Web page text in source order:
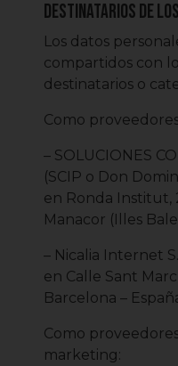
Destinatarios de
Los datos
compartidos con
destinatarios o
Como
– SOLUCIONES
(SCIP o Don
en Ronda Institut,
Manacor (Illes
– Nicalia Internet
en Calle Sant
Barcelona –
Como
marketing: